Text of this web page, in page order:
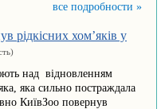
все подробности »
рідкісних хом’яків у
над відновленням
яка сильно постраждала
КиївЗоо повернув